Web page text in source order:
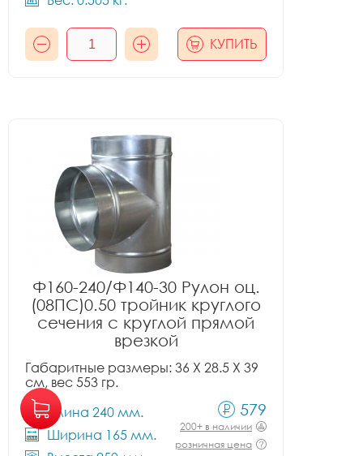
КУПИТЬ
Ф160-240/Ф140-30 Рулон оц.
(08ПС)0.50 тройник круглого
сечения с круглой прямой
врезкой
Габаритные размеры: 36 X 28.5 X 39
см, вес 553 гр.
Длина 240 мм.
Ширина 165 мм.
579
200+ в наличии
розничная цена